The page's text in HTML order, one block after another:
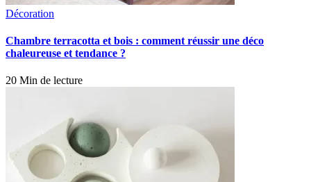
Décoration
Chambre terracotta et bois : comment réussir une déco
chaleureuse et tendance ?
20 Min de lecture